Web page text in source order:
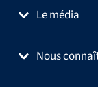
Le média
Nous